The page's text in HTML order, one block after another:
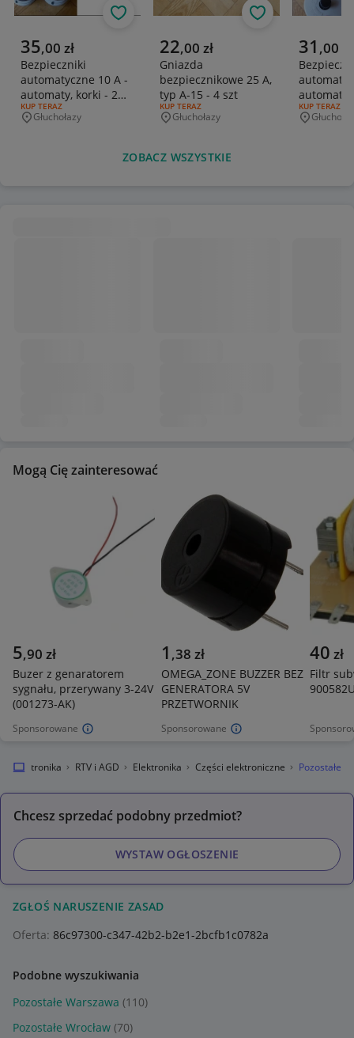
Aktualna cena
35,00 zł
Bezpieczniki
automatyczne 10 A -
automaty, korki - 2
szt
RODZAJ OFERTY:
KUP TERAZ
Miejscowość
Głuchołazy
Obserwuj
Aktualna cena
22,00 zł
Gniazda
bezpiecznikowe 25 A,
typ A-15 - 4 szt
RODZAJ OFERTY:
KUP TERAZ
Miejscowość
Głuchołazy
Obserwuj
Aktualna
31 ,00
automaty,
RODZAJ
KUP TERAZ
ZOBACZ WSZYSTKIE
Mogą Cię zainteresować
Sponsorowane
5,90 zł
Buzer z genaratorem
sygnału, przerywany 3-24V
(001273-AK)
Sponsorowane
1 ,38 zł
OMEGA_ZONE BUZZER BEZ
GENERATORA 5V
PRZETWORNIK
40 zł
Filtr
Elektronika RTV i AGD Elektronika Części elektroniczne Pozostałe
Chcesz sprzedać podobny przedmiot?
WYSTAW OGŁOSZENIE
ZGŁOŚ NARUSZENIE ZASAD
Oferta: 86c97300-c347-42b2-b2e1-2bcfb1c0782a
Podobne wyszukiwania
Pozostałe Warszawa (110)
Pozostałe Wrocław (70)